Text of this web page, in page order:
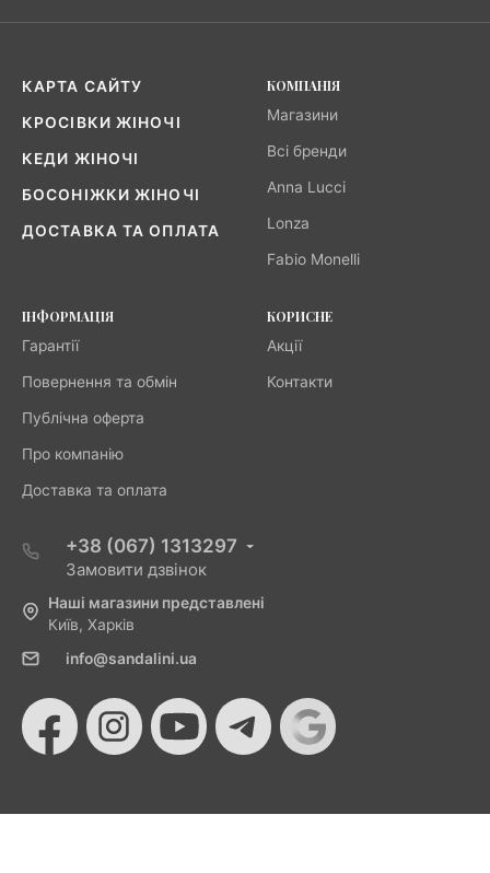
КАРТА САЙТУ
КРОСІВКИ ЖІНОЧІ
КЕДИ ЖІНОЧІ
БОСОНІЖКИ ЖІНОЧІ
ДОСТАВКА ТА ОПЛАТА
КОМПАНІЯ
Магазини
Всі бренди
Anna Lucci
Lonza
Fabio Monelli
ІНФОРМАЦІЯ
Гарантії
Повернення та обмін
Публічна оферта
Про компанію
Доставка та оплата
КОРИСНЕ
Акції
Контакти
+38 (067) 1313297
Замовити дзвінок
Наші магазини представлені
Київ, Харків
info@sandalini.ua